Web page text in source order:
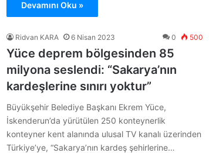
Devamını Oku »
Ridvan KARA 6 Nisan 2023 0 500
Yüce deprem bölgesinden 85
milyona seslendi: “Sakarya’nın
kardeşlerine sınırı yoktur”
Büyükşehir Belediye Başkanı Ekrem Yüce,
İskenderun’da yürütülen 250 konteynerlik
konteyner kent alanında ulusal TV kanalı üzerinden
Türkiye’ye, “Sakarya’nın kardeş şehirlerine…